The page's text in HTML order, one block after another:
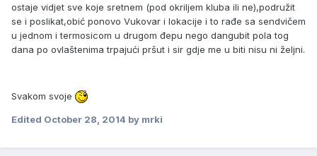
ostaje vidjet sve koje sretnem (pod okriljem kluba ili ne),podružit
se i poslikat,obić ponovo Vukovar i lokacije i to rađe sa sendvičem
u jednom i termosicom u drugom đepu nego dangubit pola tog
dana po ovlaštenima trpajući pršut i sir gdje me u biti nisu ni željni.
Svakom svoje
Edited October 28, 2014 by mrki